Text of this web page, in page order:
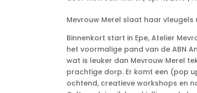
Mevrouw Merel slaat haar vleugels
Binnenkort start in Epe, Atelier
het voormalige pand van de ABN
wat is leuker dan Mevrouw Merel
prachtige dorp. Er komt een (pop
ochtend, creatieve workshops en